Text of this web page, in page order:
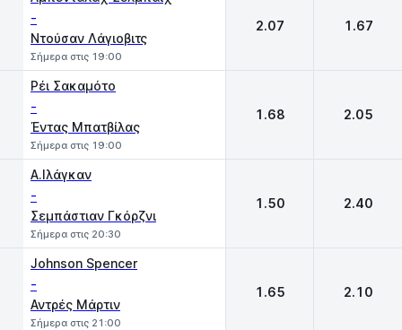
-
Ντούσαν Λάγιοβιτς
Σήμερα στις 19:00
2.07 1.67
Ρέι Σακαμότο
-
Έντας Μπατβίλας
Σήμερα στις 19:00
1.68 2.05
Α.Ιλάγκαν
-
Σεμπάστιαν Γκόρζνι
Σήμερα στις 20:30
1.50 2.40
Johnson Spencer
-
Αντρές Μάρτιν
Σήμερα στις 21:00
1.65 2.10